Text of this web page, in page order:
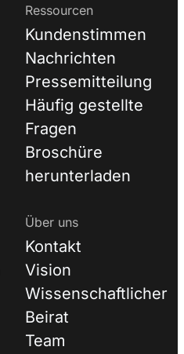
Ressourcen
Kundenstimmen
Nachrichten
Pressemitteilung
Häufig gestellte
Fragen
Broschüre
herunterladen
Über uns
Kontakt
Vision
Wissenschaftlicher
Beirat
Team